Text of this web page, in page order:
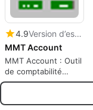
4.9
Version d’essai
MMT Account
MMT Account : Outil
de comptabilité
efficace